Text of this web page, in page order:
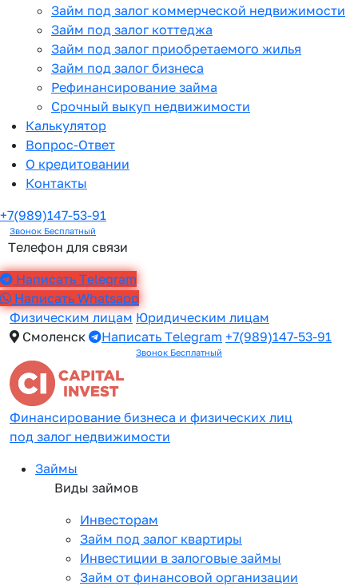
Займ под залог коммерческой недвижимости
Займ под залог коттеджа
Займ под залог приобретаемого жилья
Займ под залог бизнеса
Рефинансирование займа
Срочный выкуп недвижимости
Калькулятор
Вопрос-Ответ
О кредитовании
Контакты
+7(989)147-53-91
Звонок Бесплатный
Телефон для связи
Написать Telegram
Написать Whatsapp
Физическим лицам Юридическим лицам
Смоленск
Написать Telegram +7(989)147-53-91
Звонок Бесплатный
Финансирование бизнеса и физических лиц
под залог недвижимости
Займы
Виды займов
Инвесторам
Займ под залог квартиры
Инвестиции в залоговые займы
Займ от финансовой организации